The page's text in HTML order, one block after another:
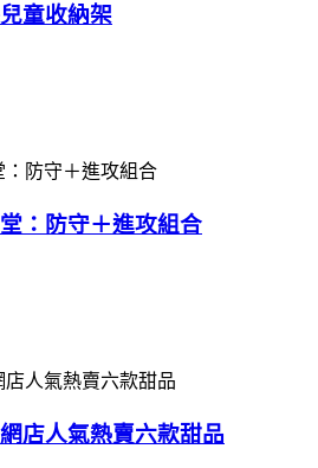
童收納架
：防守＋進攻組合
店人氣熱賣六款甜品